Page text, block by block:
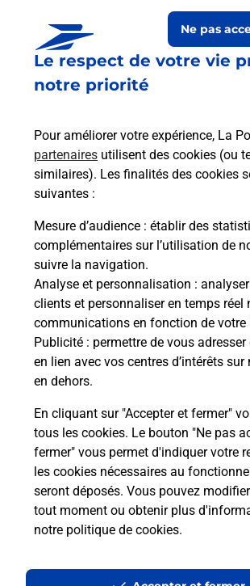
Le respect de votre vie
notre priorité
Pour améliorer votre expérience, La
partenaires utilisent des cookies (ou
similaires). Les finalités des cookies
suivantes :
Mesure d’audience : établir des
complémentaires sur l’utilisation de
suivre la navigation.
Analyse et personnalisation :
clients et personnaliser en temps réel
communications en fonction de votre
Publicité : permettre de vous
en lien avec vos centres d’intérêts sur
en dehors.
En cliquant sur "Accepter et fermer"
tous les cookies. Le bouton "Ne pas
fermer" vous permet d'indiquer votre
les cookies nécessaires au
seront déposés. Vous pouvez
tout moment ou obtenir plus
notre politique de cookies.
Ne pas
Boîte aux lettres La Poste
Prochaine collecte du courrier
Place Du Bruilhois
Sainte Colombe En Bruilhois
Itinéraire
Le lien s'ouvre dans un nouvel onglet
Boîte aux Lettres La Poste
Prochaine collecte du courrier
Rue Du Hameau De Goulard
47310
Sainte Colombe En Bruilhois
Itinéraire
Le lien s'ouvre dans un nouvel onglet
Localiser Liste Boîtes aux lettres
Lot-et-
Sainte Colombe En Bruilhois